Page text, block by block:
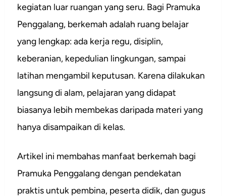
kegiatan luar ruangan yang seru. Bagi Pramuka
Penggalang, berkemah adalah ruang belajar
yang lengkap: ada kerja regu, disiplin,
keberanian, kepedulian lingkungan, sampai
latihan mengambil keputusan. Karena dilakukan
langsung di alam, pelajaran yang didapat
biasanya lebih membekas daripada materi yang
hanya disampaikan di kelas.
Artikel ini membahas manfaat berkemah bagi
Pramuka Penggalang dengan pendekatan
praktis untuk pembina, peserta didik, dan gugus